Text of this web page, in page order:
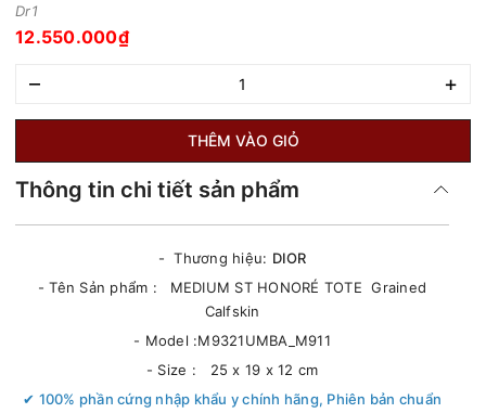
Dr1
12.550.000₫
– +
THÊM VÀO GIỎ
Thông tin chi tiết sản phẩm
- Thương hiệu: DIOR
- Tên Sản phẩm :
MEDIUM ST HONORÉ TOTE Grained
Calfskin
- Model :M9321UMBA_M911
- Size : 25 x 19 x 12 cm
✔ 100% phần cứng nhập khẩu y chính hãng, Phiên bản chuẩn